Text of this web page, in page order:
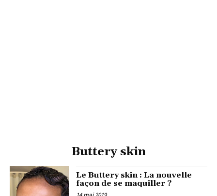
Buttery skin
Le Buttery skin : La nouvelle
façon de se maquiller ?